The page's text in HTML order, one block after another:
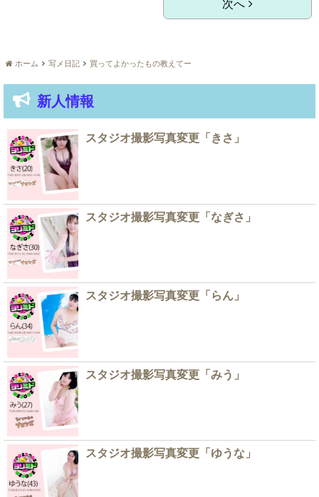
次へ
ホーム 写メ日記 買ってよかったもの教えてー
新人情報
スタジオ撮影写真変更「きさ」
スタジオ撮影写真変更「なぎさ」
スタジオ撮影写真変更「らん」
スタジオ撮影写真変更「みう」
スタジオ撮影写真変更「ゆうな」